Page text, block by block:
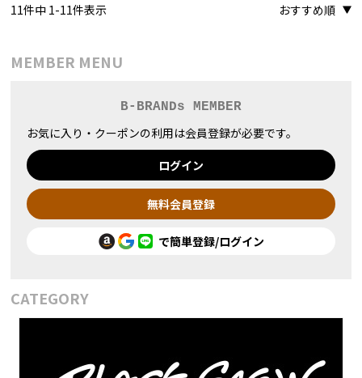
おすすめ順
11件中 1-11件表示
MEMBER MENU
B-BRANDs MEMBER
お気に入り・クーポンの利用は会員登録が必要です。
ログイン
無料会員登録
で簡単登録/ログイン
CATEGORY